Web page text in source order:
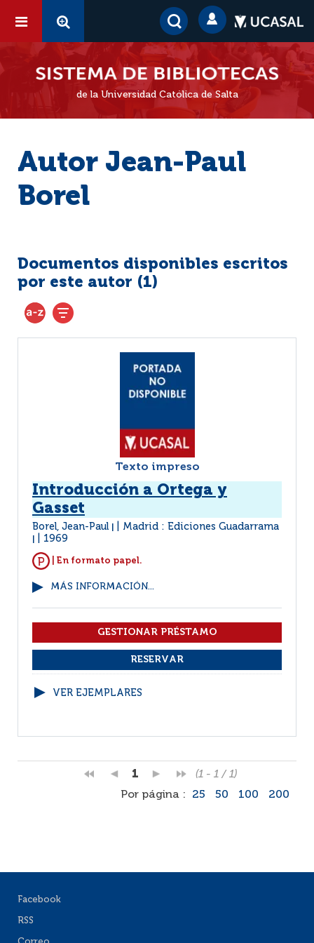
de la Universidad Católica de Salta
Autor Jean-Paul
Borel
Documentos disponibles escritos
por este autor (1)
Texto impreso
Introducción a Ortega y
Gasset
Borel, Jean-Paul Madrid : Ediciones Guadarrama
1969
| En formato papel.
MÁS INFORMACIÓN...
VER EJEMPLARES
1
(1 - 1 / 1)
Por página :
25 50 100 200
Facebook
RSS